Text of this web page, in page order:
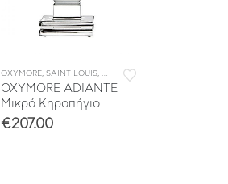
OXYMORE SAINT LOUIS ΔΙΑΚΟΣΜΗΣΗ
OXYMORE ADIANTE
Μικρό Κηροπήγιο
€207.00